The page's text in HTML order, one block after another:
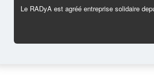
Le RADyA est agréé entreprise solidaire